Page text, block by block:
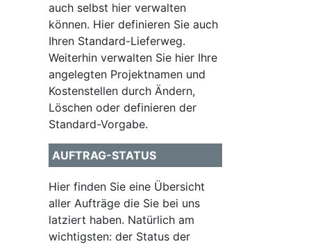
auch selbst hier verwalten
können. Hier definieren Sie auch
Ihren Standard-Lieferweg.
Weiterhin verwalten Sie hier Ihre
angelegten Projektnamen und
Kostenstellen durch Ändern,
Löschen oder definieren der
Standard-Vorgabe.
AUFTRAG-STATUS
Hier finden Sie eine Übersicht
aller Aufträge die Sie bei uns
latziert haben. Natürlich am
wichtigsten: der Status der